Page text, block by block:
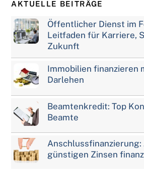
AKTUELLE BEITRÄGE
Öffentlicher Dienst im
Leitfaden für Karriere,
Zukunft
Immobilien finanzieren
Darlehen
Beamtenkredit: Top
Beamte
Anschlussfinanzierung:
günstigen Zinsen